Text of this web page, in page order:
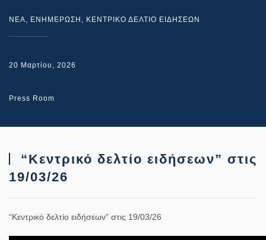
NEA, ΕΝΗΜΕΡΩΣΗ , ΚΕΝΤΡΙΚΟ ΔΕΛΤΙΟ ΕΙΔΗΣΕΩΝ
20 Μαρτίου, 2026
Press Room
“Κεντρικό δελτίο ειδήσεων” στις
19/03/26
“Κεντρικό δελτίο ειδήσεων” στις 19/03/26